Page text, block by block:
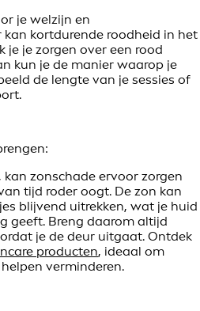
je welzijn en
kortdurende roodheid in het
je je zorgen over een rood
kun je de manier waarop je
de lengte van je sessies of
zonschade ervoor zorgen
tijd roder oogt. De zon kan
blijvend uitrekken, wat je huid
geeft. Breng daarom altijd
je de deur uitgaat. Ontdek
producten, ideaal om
verminderen.